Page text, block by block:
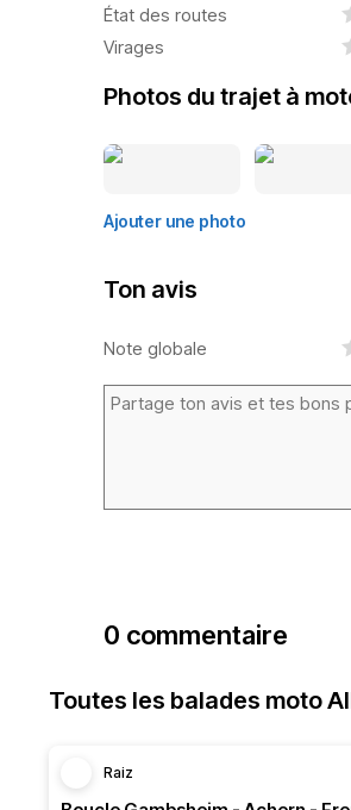
État des routes
Virages
Photos du trajet à
Ajouter une photo
Ton avis
Note globale
0 commentaire
Toutes les balades moto
Raiz